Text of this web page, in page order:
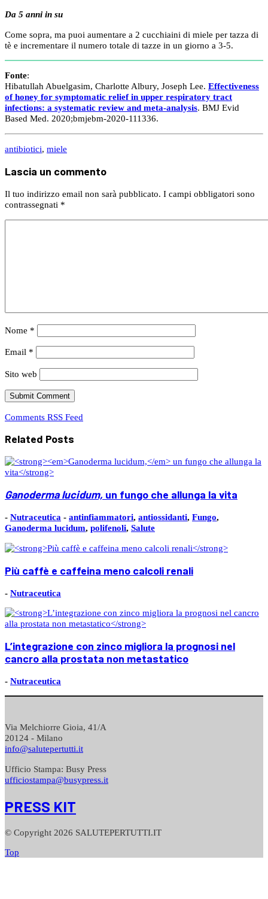
Da 5 anni in su
Come sopra, ma puoi aumentare a 2 cucchiaini di miele per tazza di
tè e incrementare il numero totale di tazze in un giorno a 3-5.
Fonte:
Hibatullah Abuelgasim, Charlotte Albury, Joseph Lee. Effectiveness
of honey for symptomatic relief in upper respiratory tract
infections: a systematic review and meta-analysis. BMJ Evid
Based Med. 2020;bmjebm-2020-111336.
antibiotici, miele
Lascia un commento
Il tuo indirizzo email non sarà pubblicato. I campi obbligatori sono
contrassegnati *
Nome *
Email *
Sito web
Comments RSS Feed
Related Posts
Ganoderma lucidum, un fungo che allunga la vita
- Nutraceutica - antinfiammatori, antiossidanti, Fungo,
Ganoderma lucidum, polifenoli, Salute
Più caffè e caffeina meno calcoli renali
- Nutraceutica
L’integrazione con zinco migliora la prognosi nel
cancro alla prostata non metastatico
- Nutraceutica
Via Melchiorre Gioia, 41/A
20124 - Milano
info@salutepertutti.it
Ufficio Stampa: Busy Press
ufficiostampa@busypress.it
PRESS KIT
© Copyright 2026 SALUTEPERTUTTI.IT
Top